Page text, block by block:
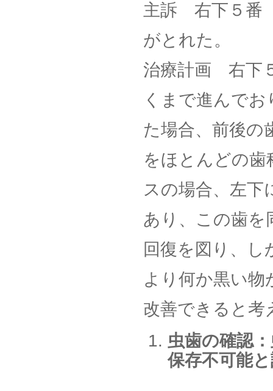
主訴 右下５番
がとれた。
治療計画 右下
くまで進んで
た場合、前後の
をほとんどの歯
スの場合、左下
あり、この歯を
回復を図り、し
より何か黒い
改善できると考
虫歯の確認
保存不可能